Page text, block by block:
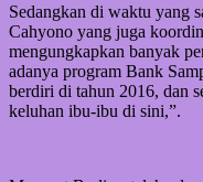
Sedangkan di waktu yang
Cahyono yang juga
mengungkapkan banyak
adanya program Bank
berdiri di tahun 2016, dan
keluhan ibu-ibu di sini,”.